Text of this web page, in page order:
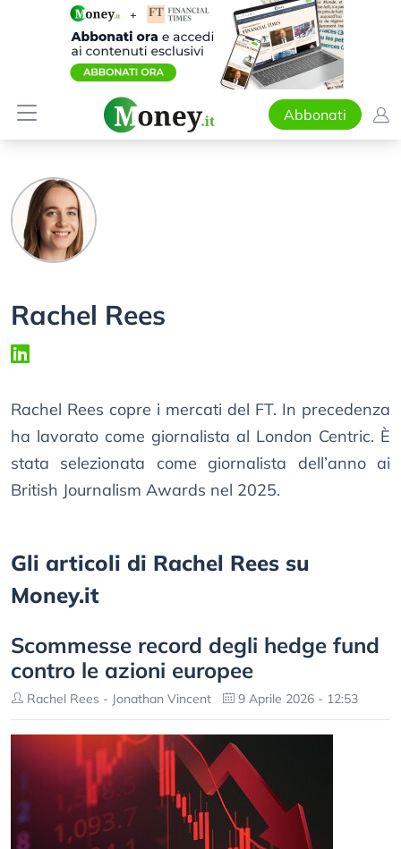
Abbonati
Rachel Rees
Rachel Rees copre i mercati del FT. In precedenza
ha lavorato come giornalista al London Centric. È
stata selezionata come giornalista dell’anno ai
British Journalism Awards nel 2025.
Gli articoli di Rachel Rees su
Money.it
Scommesse record degli hedge fund
contro le azioni europee
Rachel Rees - Jonathan Vincent 9 Aprile 2026 - 12:53